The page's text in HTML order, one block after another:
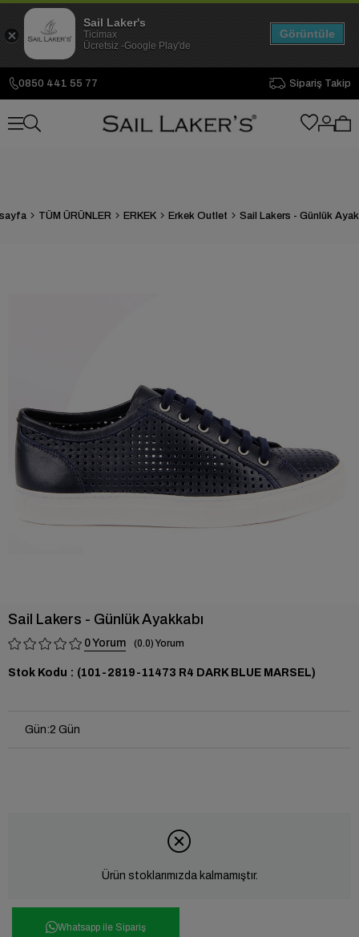
0850 441 55 77 Sipariş Takip
TÜM ÜRÜNLER ERKEK Erkek Outlet Sail Lakers - Günlük
Sail Lakers - Günlük Ayakkabı
0 0.0
Stok Kodu (101-2819-11473 R4 DARK BLUE MARSEL)
Gün:2 Gün
Ürün stoklarımızda kalmamıştır.
Whatsapp ile Sipariş
Sail Laker's
Ticimax
Ücretsiz -Google Play'de
Görüntüle